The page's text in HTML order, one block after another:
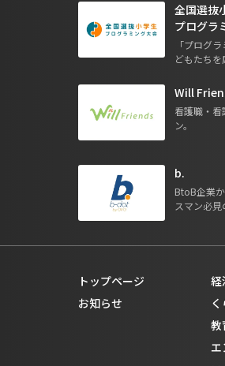
全国選抜
プログラ
「プログ
どもたちを
Will
看護職・
ン。
b.
BtoB企業
スマン必
トップページ
お知らせ
経
教
エ